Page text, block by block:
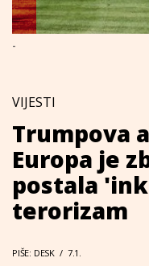
-
VIJESTI
Trumpova
Europa je
postala
terorizam
PIŠE: DESK / 7.1.